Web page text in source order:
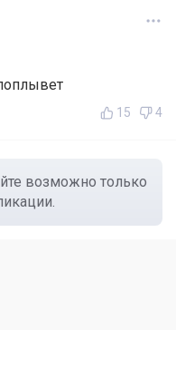
15 4
возможно только